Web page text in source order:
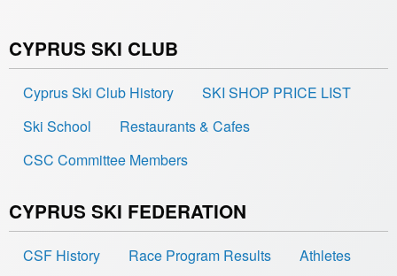
CYPRUS SKI CLUB
Cyprus Ski Club History
SKI SHOP PRICE LIST
Ski School
Restaurants & Cafes
CSC Committee Members
CYPRUS SKI FEDERATION
CSF History Race Program Results
Athletes